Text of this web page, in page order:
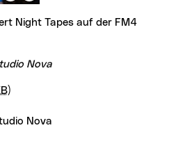
Nova
)
Nova